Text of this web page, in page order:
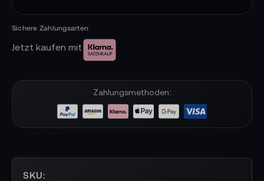
Jetzt kaufen mit
Zahlungsmethoden:
SKU